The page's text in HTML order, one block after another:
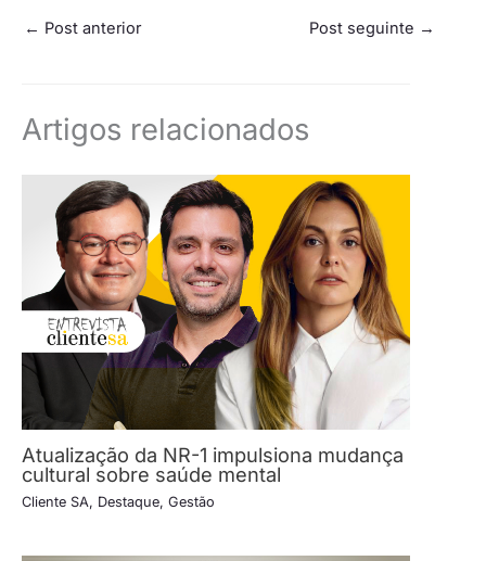
← Post anterior Post seguinte →
Artigos relacionados
Atualização da NR-1 impulsiona mudança
cultural sobre saúde mental
Cliente SA, Destaque, Gestão